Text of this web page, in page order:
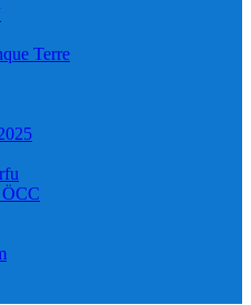
Terre